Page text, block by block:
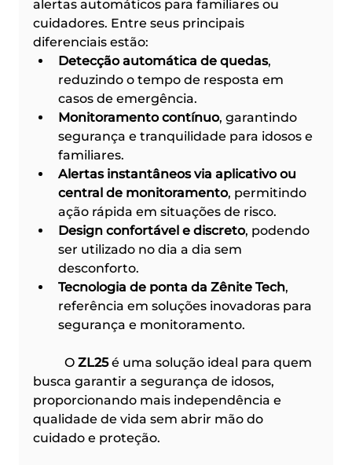
alertas automáticos para familiares ou
cuidadores. Entre seus principais
diferenciais estão:
Detecção automática de quedas,
reduzindo o tempo de resposta em
casos de emergência.
Monitoramento contínuo, garantindo
segurança e tranquilidade para idosos e
familiares.
Alertas instantâneos via aplicativo ou
central de monitoramento, permitindo
ação rápida em situações de risco.
Design confortável e discreto, podendo
ser utilizado no dia a dia sem
desconforto.
Tecnologia de ponta da Zênite Tech,
referência em soluções inovadoras para
segurança e monitoramento.
	O
ZL25 é uma solução ideal para quem
busca garantir a segurança de idosos,
proporcionando mais independência e
qualidade de vida sem abrir mão do
cuidado e proteção.